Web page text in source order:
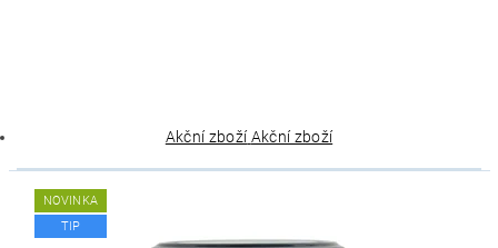
Akční zboží Akční zboží
NOVINKA
TIP